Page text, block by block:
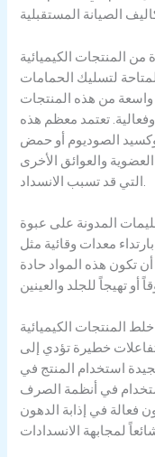
من المنتجات الكيميائية
لتسليك الحمامات
من هذه المنتجات
تعتمد معظم هذه
الصوديوم أو حمض
والعوائق الأخرى
المدونة على عبوة
معدات وقائية مثل
تكون هذه المواد حادة
المنتجات الكيميائية
خطيرة تؤدي إلى
استخدام المنتج في
في أنظمة الصرف
في إذابة الدهون